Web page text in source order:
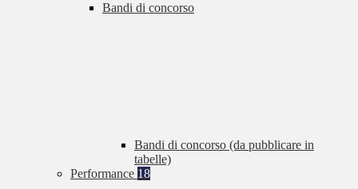
Bandi di concorso
Bandi di concorso (da pubblicare in
tabelle)
Performance 18